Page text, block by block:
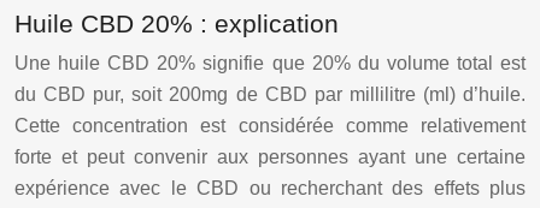
Huile CBD 20% : explication
Une huile CBD 20% signifie que 20% du volume total est
du CBD pur, soit 200mg de CBD par millilitre (ml) d’huile.
Cette concentration est considérée comme relativement
forte et peut convenir aux personnes ayant une certaine
expérience avec le CBD ou recherchant des effets plus